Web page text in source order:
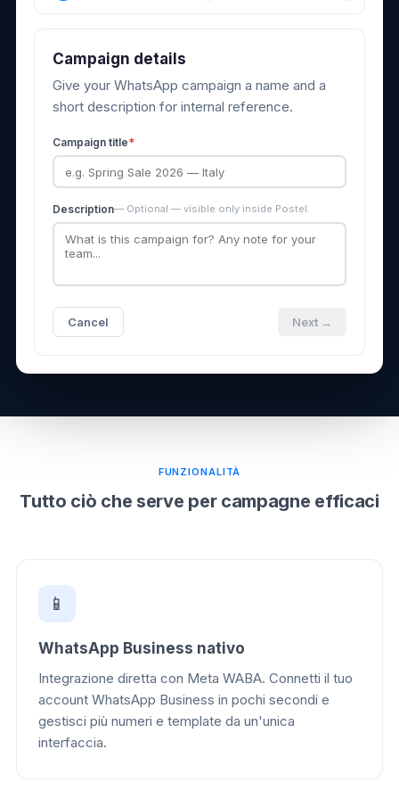
Campaign details
Give your WhatsApp campaign a name and a
short description for internal reference.
Campaign title*
Description— Optional — visible only inside Postel.
Cancel Next →
FUNZIONALITÀ
Tutto ciò che serve per campagne efficaci
📱
WhatsApp Business nativo
Integrazione diretta con Meta WABA. Connetti il tuo
account WhatsApp Business in pochi secondi e
gestisci più numeri e template da un'unica
interfaccia.